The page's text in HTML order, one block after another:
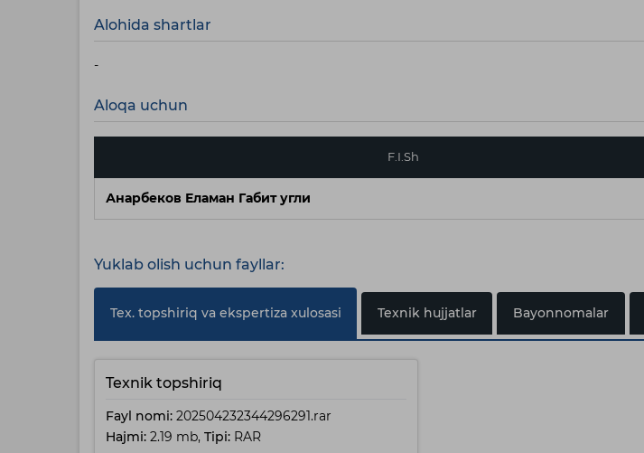
Alohida shartlar
-
Aloqa uchun
F.I.Sh
Анарбеков Еламан Габит угли
Yuklab olish uchun fayllar:
Tex. topshiriq va ekspertiza xulosasi Texnik hujjatlar Bayonnomalar
Texnik topshiriq
Fayl nomi: 202504232344296291.rar
Hajmi: 2.19 mb, Tipi: RAR